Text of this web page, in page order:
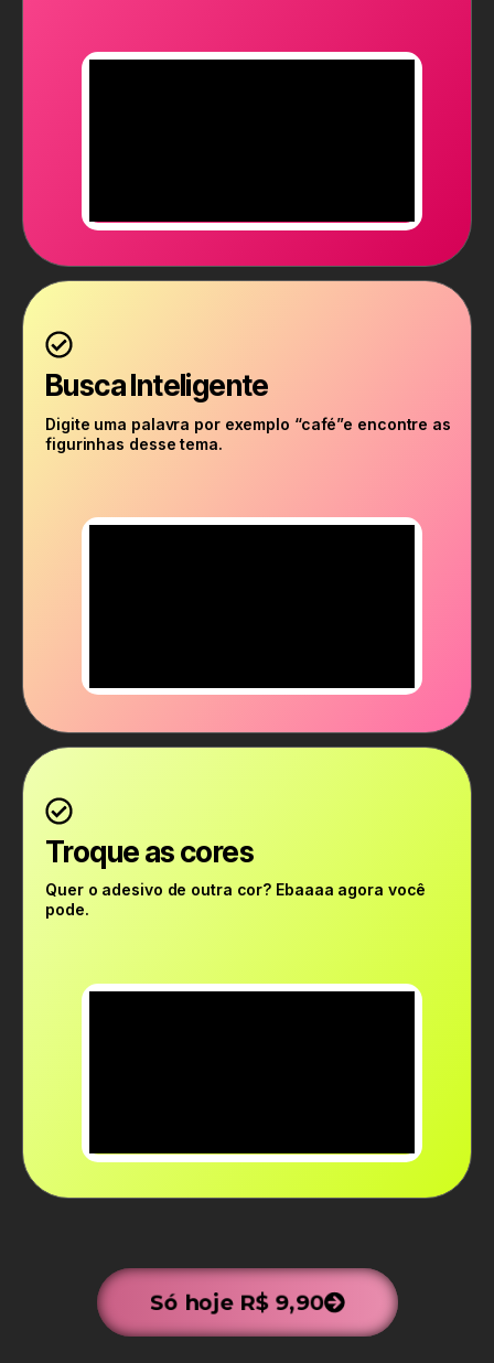
Busca Inteligente
Digite uma palavra por exemplo “café”e encontre as
figurinhas desse tema.
Troque as cores
Quer o adesivo de outra cor? Ebaaaa agora você
pode.
Só hoje R$ 9,90